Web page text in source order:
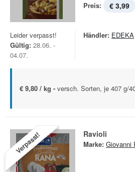
Preis: € 3,99
Leider verpasst!
Gültig: 28.06. -
04.07.
Händler: EDEKA
€ 9,80 / kg - versch. Sorten, je 407 g/
Verpasst! Ravioli
Marke: Giovanni